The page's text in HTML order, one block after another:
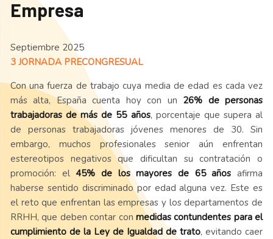
Empresa
Septiembre 2025
3 JORNADA PRECONGRESUAL
Con una fuerza de trabajo cuya media de edad es cada vez
más alta, España cuenta hoy con un 26% de personas
trabajadoras de más de 55 años, porcentaje que supera al
de personas trabajadoras jóvenes menores de 30. Sin
embargo, muchos profesionales senior aún enfrentan
estereotipos negativos que dificultan su contratación o
promoción: el 45% de los mayores de 65 años afirma
haberse sentido discriminado por edad alguna vez. Este es
el reto que enfrentan las empresas y los departamentos de
RRHH, que deben contar con medidas contundentes para el
cumplimiento de la Ley de Igualdad de trato, evitando caer